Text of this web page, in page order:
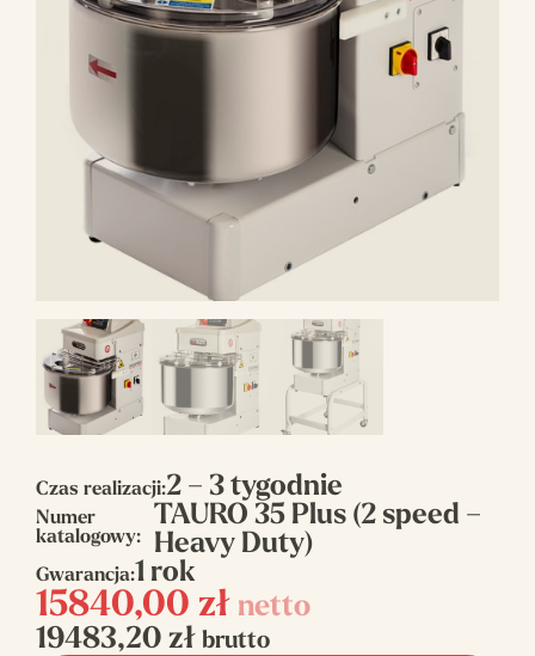
Czas realizacji:2 – 3 tygodnie
Numer
katalogowy:
TAURO 35 Plus (2 speed –
Heavy Duty)
Gwarancja:1 rok
15840,00 zł netto
19483,20 zł brutto